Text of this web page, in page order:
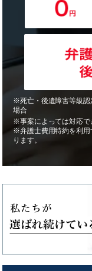
※死亡・後遺障害等級認
場合
※事案によっては対応で
※弁護士費用特約を利用
ります。